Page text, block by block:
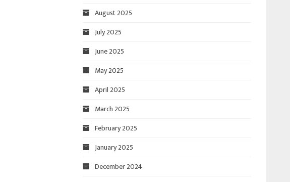
August 2025
July 2025
June 2025
May 2025
April 2025
March 2025
February 2025
January 2025
December 2024